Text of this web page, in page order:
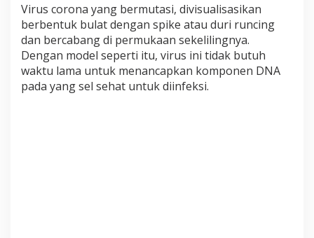
a
r
a
k
a
t
U
Virus corona yang bermutasi, divisualisasikan
berbentuk bulat dengan spike atau duri runcing
dan bercabang di permukaan sekelilingnya.
Dengan model seperti itu, virus ini tidak butuh
waktu lama untuk menancapkan komponen DNA
pada yang sel sehat untuk diinfeksi.